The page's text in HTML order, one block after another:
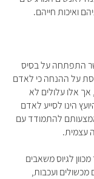
ואיכות חייהם.
אשר התפתחה על בסיס
על ההנחה כי לאדם
, אך אלו עלולים לא
הינו לסייע לאדם
להתמודד עם
עצמית.
לגיוס משאבים
מכשולים ועכבות,